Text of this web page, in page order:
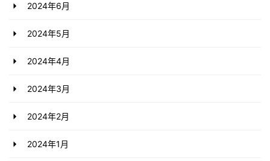
2024年6月
2024年5月
2024年4月
2024年3月
2024年2月
2024年1月